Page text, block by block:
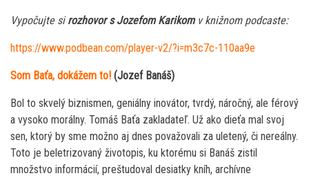
Vypočujte sirozhovor s Jozefom Karikomv knižnom podcaste:
https://www.podbean.com/player-v2/?i=m3c7c-110aa9e
Som Baťa, dokážem to! (Jozef Banáš)
Bol to skvelý biznismen, geniálny inovátor, tvrdý, náročný, ale férový
a vysoko morálny. Tomáš Baťa zakladateľ. Už ako dieťa mal svoj
sen, ktorý by sme možno aj dnes považovali za uletený, či nereálny.
Toto je beletrizovaný životopis, ku ktorému si Banáš zistil
množstvo informácií, preštudoval desiatky kníh, archívne